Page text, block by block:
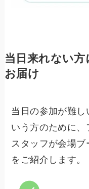
当日来れない
お届け
当日の参加が難し
いう方のために
スタッフが会場ブ
をご紹介します。